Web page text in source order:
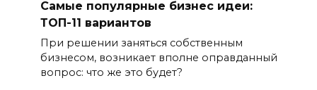
Самые популярные бизнес идеи:
ТОП-11 вариантов
При решении заняться собственным
бизнесом, возникает вполне оправданный
вопрос: что же это будет?